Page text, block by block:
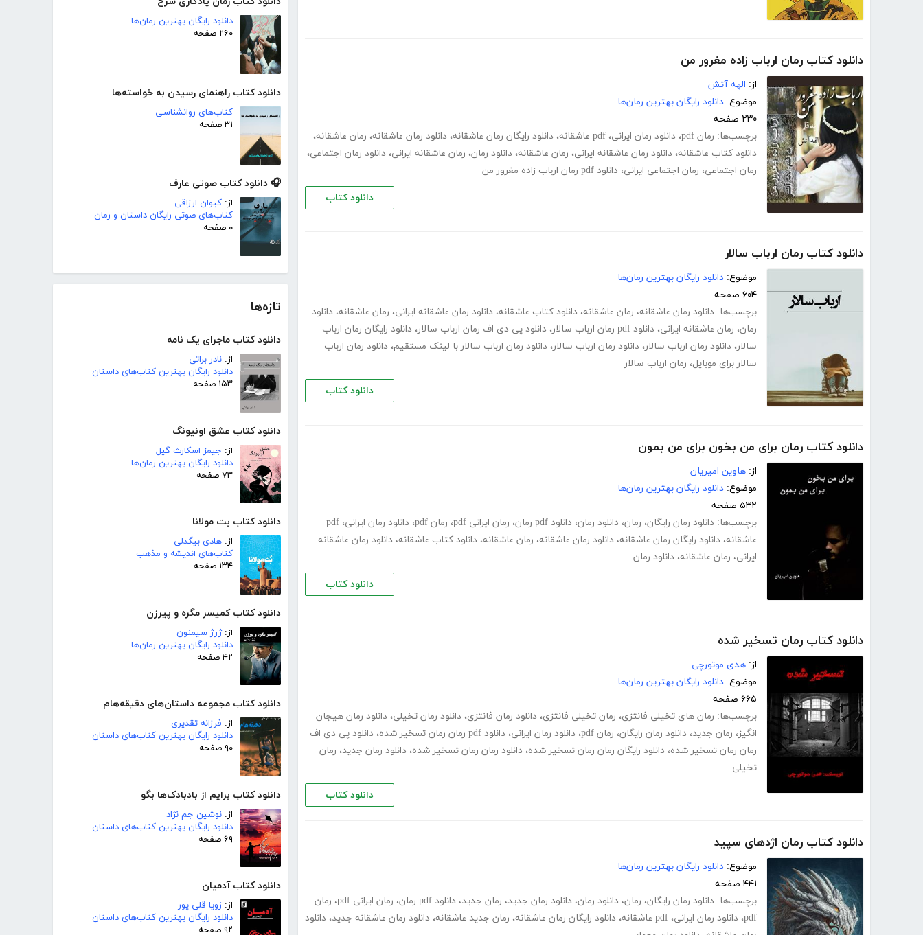
دانلود رایگان بهترین رمان‌ها
۲۶۰ صفحه
دانلود کتاب راهنمای رسیدن به خواسته‌ها
کتاب‌های روانشناسی
۳۱ صفحه
🎧 دانلود کتاب صوتی عارف
از: کیوان ارزاقی
کتاب‌های صوتی رایگان داستان و رمان
۰ صفحه
تازه‌ها
دانلود کتاب ماجرای یک نامه
از: نادر براتی
دانلود رایگان بهترین کتاب‌های داستان
۱۵۳ صفحه
دانلود کتاب عشق اونیونگ
از: جیمز اسکارث گیل
دانلود رایگان بهترین رمان‌ها
۷۳ صفحه
دانلود کتاب بت مولانا
از: هادی بیگدلی
کتاب‌های اندیشه و مذهب
۱۳۴ صفحه
دانلود کتاب کمیسر مگره و پیرزن
از:ژرژ سیمنون
دانلود رایگان بهترین رمان‌ها
۴۲ صفحه
دانلود کتاب مجموعه داستان‌های دقیقه‌هام
از: فرزانه تقدیری
دانلود رایگان بهترین کتاب‌های داستان
۹۰ صفحه
دانلود کتاب برایم از بادبادک‌ها بگو
از: نوشین جم نژاد
دانلود رایگان بهترین کتاب‌های داستان
۶۹ صفحه
دانلود کتاب آدمیان
از: زویا قلی پور
دانلود رایگان بهترین کتاب‌های داستان
۹۲ صفحه
دانلود کتاب رمان ارباب زاده مغرور من
از: الهه آتش
موضوع: دانلود رایگان بهترین رمان‌ها
۲۳۰ صفحه
برچسب‌ها: رمان pdf ، دانلود رمان ایرانی، pdf عاشقانه ، دانلود رایگان رمان عاشقانه، دانلود رمان عاشقانه، رمان عاشقانه،
دانلود کتاب عاشقانه، دانلود رمان عاشقانه ایرانی، رمان عاشقانه، دانلود رمان، رمان عاشقانه ایرانی، دانلود رمان اجتماعی،
رمان اجتماعی، رمان اجتماعی ایرانی، دانلود pdf رمان ارباب زاده مغرور من
دانلود کتاب
دانلود کتاب رمان ارباب سالار
موضوع: دانلود رایگان بهترین رمان‌ها
۶۰۴ صفحه
برچسب‌ها: دانلود رمان عاشقانه، رمان عاشقانه، دانلود کتاب عاشقانه، دانلود رمان عاشقانه ایرانی، رمان عاشقانه، دانلود
رمان، رمان عاشقانه ایرانی، دانلود pdf رمان ارباب سالار ، دانلود پی دی اف رمان ارباب سالار، دانلود رایگان رمان ارباب
سالار، دانلود رمان ارباب سالار، دانلود رمان ارباب سالار، دانلود رمان ارباب سالار با لینک مستقیم، دانلود رمان ارباب
سالار برای موبایل، رمان ارباب سالار
دانلود کتاب
دانلود کتاب رمان برای من بخون برای من بمون
از: هاوین امیریان
موضوع: دانلود رایگان بهترین رمان‌ها
۵۳۲ صفحه
برچسب‌ها: دانلود رمان رایگان، رمان، دانلود رمان، دانلود pdf رمان ، رمان ایرانی pdf ، رمان pdf ، دانلود رمان ایرانی، pdf
عاشقانه، دانلود رایگان رمان عاشقانه، دانلود رمان عاشقانه، رمان عاشقانه، دانلود کتاب عاشقانه، دانلود رمان عاشقانه
ایرانی، رمان عاشقانه، دانلود رمان
دانلود کتاب
دانلود کتاب رمان تسخیر شده
از: هدی موتورچی
موضوع: دانلود رایگان بهترین رمان‌ها
۶۶۵ صفحه
برچسب‌ها: رمان های تخیلی فانتزی، رمان تخیلی فانتزی، دانلود رمان فانتزی، دانلود رمان تخیلی، دانلود رمان هیجان
انگیز، رمان جدید، دانلود رمان رایگان، رمان pdf ، دانلود رمان ایرانی، دانلود pdf رمان رمان تسخیر شده ، دانلود پی دی اف
رمان رمان تسخیر شده، دانلود رایگان رمان رمان تسخیر شده، دانلود رمان رمان تسخیر شده، دانلود رمان جدید، رمان
تخیلی
دانلود کتاب
دانلود کتاب رمان اژدهای سپید
موضوع: دانلود رایگان بهترین رمان‌ها
۴۴۱ صفحه
برچسب‌ها: دانلود رمان رایگان، رمان، دانلود رمان، دانلود رمان جدید، رمان جدید، دانلود pdf رمان ، رمان ایرانی pdf ، رمان
pdf، دانلود رمان ایرانی، pdf عاشقانه ، دانلود رایگان رمان عاشقانه، رمان جدید عاشقانه، دانلود رمان عاشقانه جدید، دانلود